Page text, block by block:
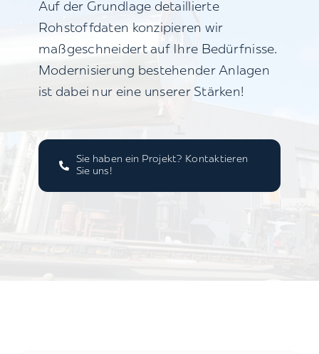
Auf der Grundlage detaillierte
Rohstoffdaten konzipieren wir
maßgeschneidert auf Ihre Bedürfnisse.
Modernisierung bestehender Anlagen
ist dabei nur eine unserer Stärken!
Sie haben ein Projekt? Kontaktieren
Sie uns!